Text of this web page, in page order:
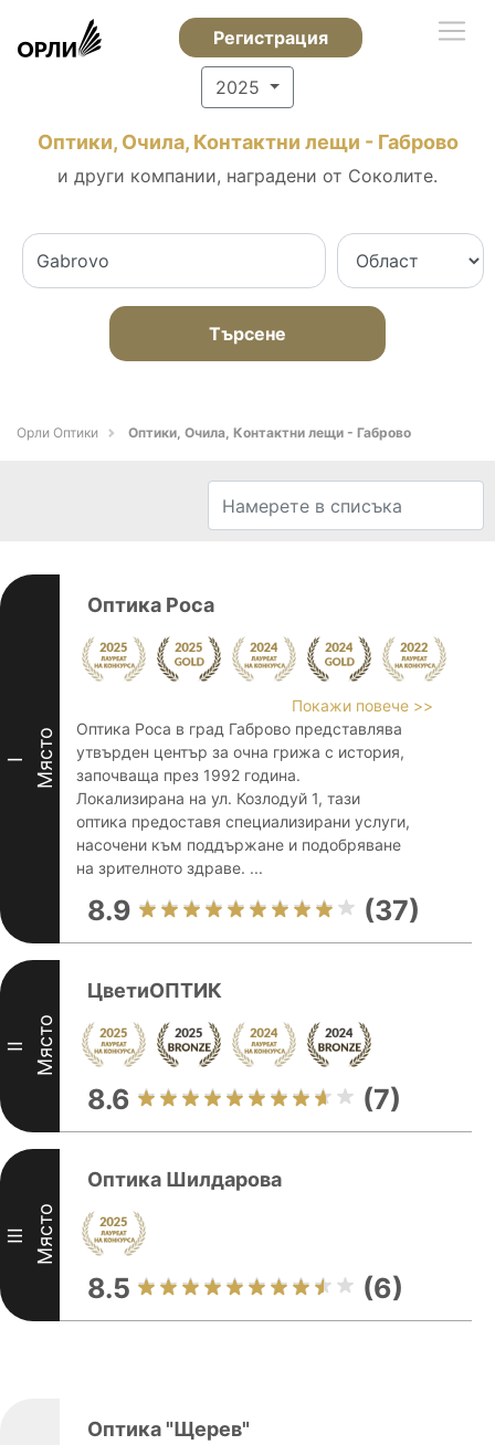
Регистрация
2025
Оптики, Очила, Контактни лещи - Габрово
и други компании, наградени от Соколите.
Търсене
Орли Оптики Оптики, Очила, Контактни лещи - Габрово
I Място
Оптика Роса
Покажи повече >>
Оптика Роса в град Габрово представлява
утвърден център за очна грижа с история,
започваща през 1992 година.
Локализирана на ул. Козлодуй 1, тази
оптика предоставя специализирани услуги,
насочени към поддържане и подобряване
на зрителното здраве. ...
8.9 (37)
II Място
ЦветиОПТИК
8.6 (7)
III Място
Оптика Шилдарова
8.5 (6)
Оптика "Щерев"